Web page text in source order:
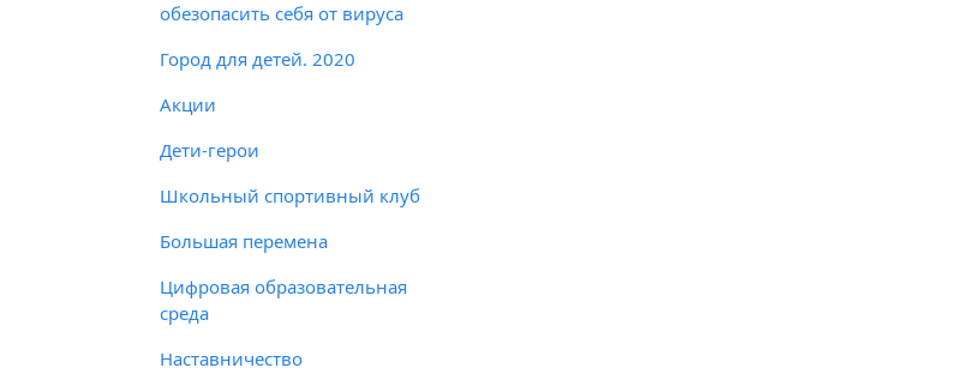
обезопасить себя от вируса
Город для детей. 2020
Акции
Дети-герои
Школьный спортивный клуб
Большая перемена
Цифровая образовательная
среда
Наставничество